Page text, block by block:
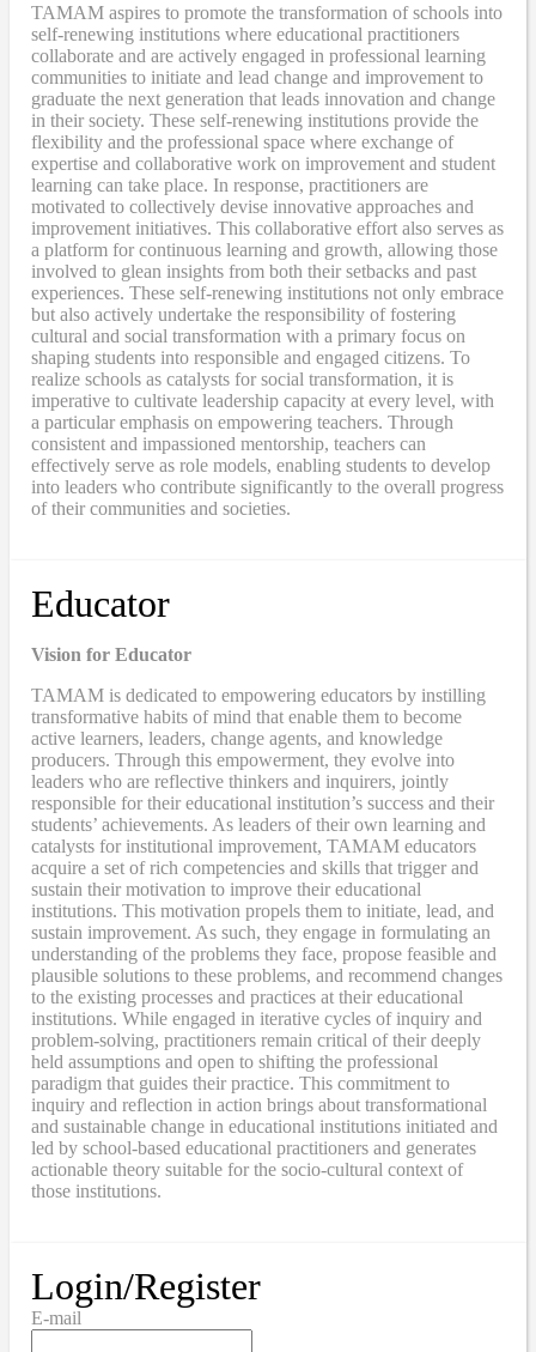
TAMAM aspires to promote the transformation of schools into
self-renewing institutions where educational practitioners
collaborate and are actively engaged in professional learning
communities to initiate and lead change and improvement to
graduate the next generation that leads innovation and change
in their society. These self-renewing institutions provide the
flexibility and the professional space where exchange of
expertise and collaborative work on improvement and student
learning can take place. In response, practitioners are
motivated to collectively devise innovative approaches and
improvement initiatives. This collaborative effort also serves as
a platform for continuous learning and growth, allowing those
involved to glean insights from both their setbacks and past
experiences. These self-renewing institutions not only embrace
but also actively undertake the responsibility of fostering
cultural and social transformation with a primary focus on
shaping students into responsible and engaged citizens. To
realize schools as catalysts for social transformation, it is
imperative to cultivate leadership capacity at every level, with
a particular emphasis on empowering teachers. Through
consistent and impassioned mentorship, teachers can
effectively serve as role models, enabling students to develop
into leaders who contribute significantly to the overall progress
of their communities and societies.
Educator
Vision for Educator
TAMAM is dedicated to empowering educators by instilling
transformative habits of mind that enable them to become
active learners, leaders, change agents, and knowledge
producers. Through this empowerment, they evolve into
leaders who are reflective thinkers and inquirers, jointly
responsible for their educational institution’s success and their
students’ achievements. As leaders of their own learning and
catalysts for institutional improvement, TAMAM educators
acquire a set of rich competencies and skills that trigger and
sustain their motivation to improve their educational
institutions. This motivation propels them to initiate, lead, and
sustain improvement. As such, they engage in formulating an
understanding of the problems they face, propose feasible and
plausible solutions to these problems, and recommend changes
to the existing processes and practices at their educational
institutions. While engaged in iterative cycles of inquiry and
problem-solving, practitioners remain critical of their deeply
held assumptions and open to shifting the professional
paradigm that guides their practice. This commitment to
inquiry and reflection in action brings about transformational
and sustainable change in educational institutions initiated and
led by school-based educational practitioners and generates
actionable theory suitable for the socio-cultural context of
those institutions.
Login/Register
E-mail